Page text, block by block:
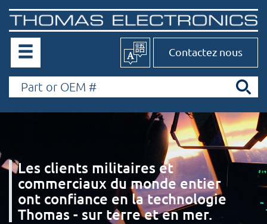
Contactez nous
Les clients militaires et
commerciaux du monde entier
ont confiance en la technologie
Thomas - sur terre et en mer.